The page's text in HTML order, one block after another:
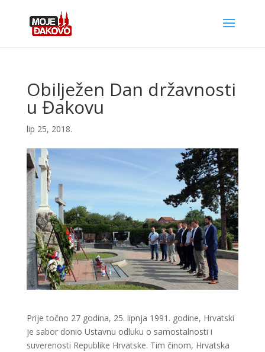
Obilježen Dan državnosti
u Đakovu
lip 25, 2018.
Prije točno 27 godina, 25. lipnja 1991. godine, Hrvatski
je sabor donio Ustavnu odluku o samostalnosti i
suverenosti Republike Hrvatske. Tim činom, Hrvatska